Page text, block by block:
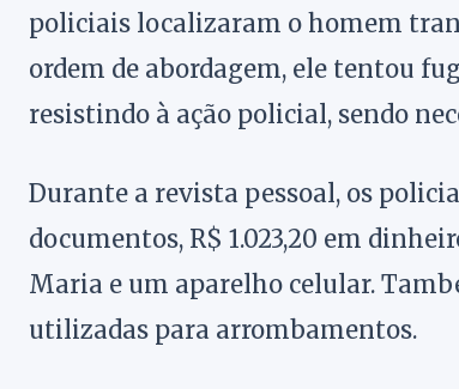
policiais localizaram o homem
ordem de abordagem, ele tentou
resistindo à ação policial, sendo
Durante a revista pessoal, os
documentos, R$ 1.023,20 em
Maria e um aparelho celular.
utilizadas para arrombamentos.